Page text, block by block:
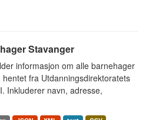
Stavanger
informasjon om alle barnehager
fra Utdanningsdirektoratets
Inkluderer navn, adresse,